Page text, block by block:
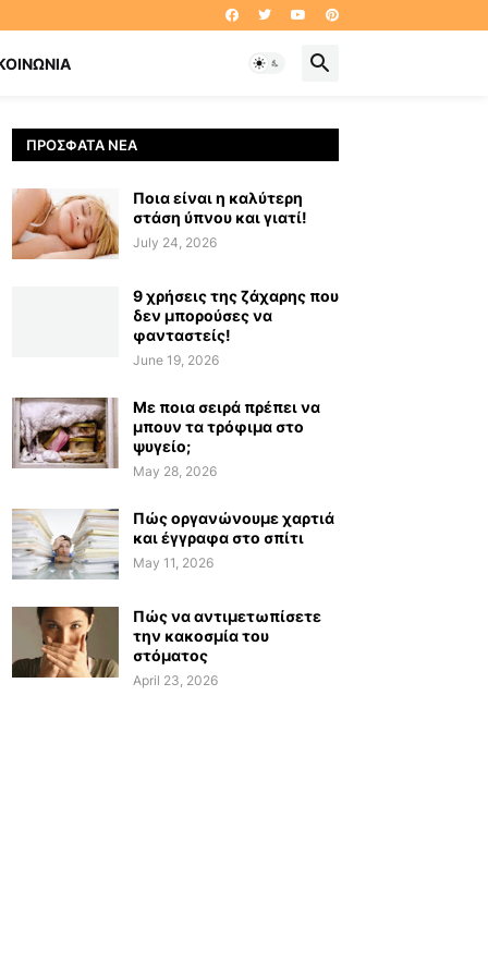
ΠΡΌΣΦΑΤΑ ΝΈΑ
Ποια είναι η καλύτερη
στάση ύπνου και γιατί!
July 24, 2026
9 χρήσεις της ζάχαρης που
δεν μπορούσες να
φανταστείς!
June 19, 2026
Με ποια σειρά πρέπει να
μπουν τα τρόφιμα στο
ψυγείο;
May 28, 2026
Πώς οργανώνουμε χαρτιά
και έγγραφα στο σπίτι
May 11, 2026
Πώς να αντιμετωπίσετε
την κακοσμία του
στόματος
April 23, 2026